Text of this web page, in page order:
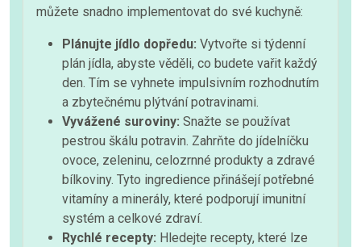
můžete snadno implementovat do své kuchyně:
Plánujte jídlo dopředu: Vytvořte si týdenní
plán jídla, abyste věděli, co budete vařit každý
den. Tím se vyhnete impulsivním rozhodnutím
a zbytečnému plýtvání potravinami.
Vyvážené suroviny: Snažte se používat
pestrou škálu potravin. Zahrňte do jídelníčku
ovoce, zeleninu, celozrnné produkty a zdravé
bílkoviny. Tyto ingredience přinášejí potřebné
vitamíny a minerály, které podporují imunitní
systém a celkové zdraví.
Rychlé recepty: Hledejte recepty, které lze